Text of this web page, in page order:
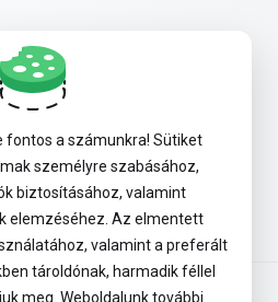
fontos a számunkra! Sütiket
személyre szabásához,
biztosításához, valamint
elemzéséhez. Az elmentett
valamint a preferált
tároldónak, harmadik féllel
meg. Weboldalunk további